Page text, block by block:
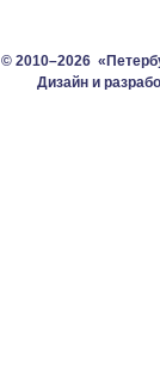
© 2010–2026
Дизайн и